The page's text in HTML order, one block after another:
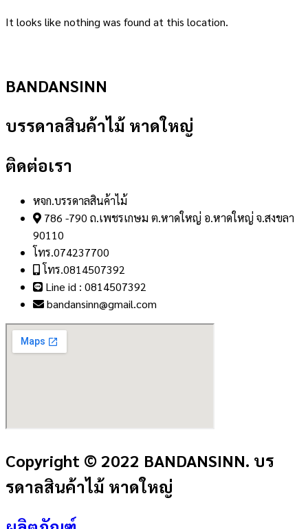
It looks like nothing was found at this location.
BANDANSINN
บรรดาลสินค้าไม้ หาดใหญ่
ติดต่อเรา
หจก.บรรดาลสินค้าไม้
786 -790 ถ.เพชรเกษม ต.หาดใหญ่ อ.หาดใหญ่ จ.สงขลา
90110
โทร.074237700
โทร.0814507392
Line id : 0814507392
bandansinn@gmail.com
Copyright © 2022 BANDANSINN. บร
รดาลสินค้าไม้ หาดใหญ่